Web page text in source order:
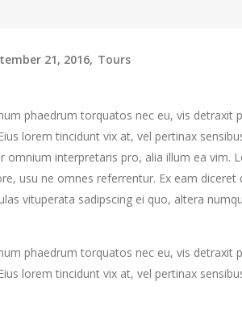
21, 2016 Tours
phaedrum torquatos nec eu, vis detraxit
lorem tincidunt vix at, vel pertinax
omnium interpretaris pro, alia illum ea vim.
usu ne omnes referrentur. Ex eam
vituperata sadipscing ei quo, altera
phaedrum torquatos nec eu, vis detraxit
lorem tincidunt vix at, vel pertinax